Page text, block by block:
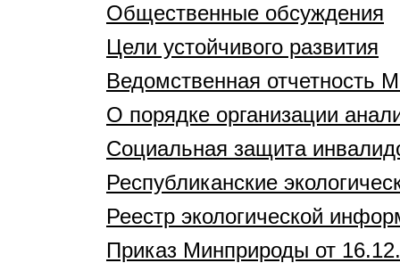
Общественные обсуждения
Цели устойчивого развития
Ведомственная отчетность
О порядке организации
Социальная защита
Республиканские
Реестр экологической
Приказ Минприроды от